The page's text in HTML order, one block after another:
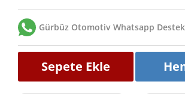
Gürbüz Otomotiv Whatsapp
Sepete Ekle